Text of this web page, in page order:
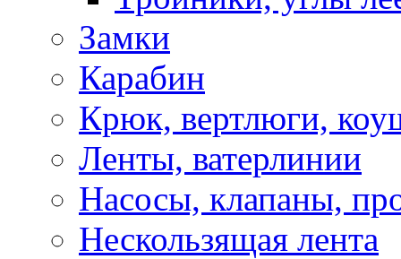
Замки
Карабин
Крюк, вертлюги,
Ленты, ватерлинии
Насосы, клапаны,
Нескользящая лента